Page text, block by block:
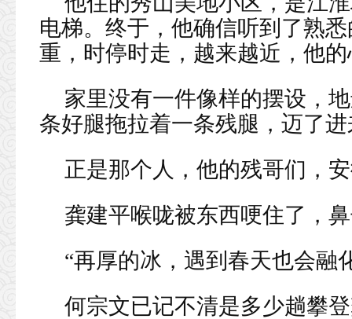
电梯。终于，他确信听到了熟
重，时停时走，越来越近，他
家里没有一件像样的摆设，
条好腿拖拉着一条残腿，迈了
正是那个人，他的残哥们，
龚建平喉咙被东西哽住了，
“再厚的冰，遇到春天也会融
何宗文已记不清是多少趟攀